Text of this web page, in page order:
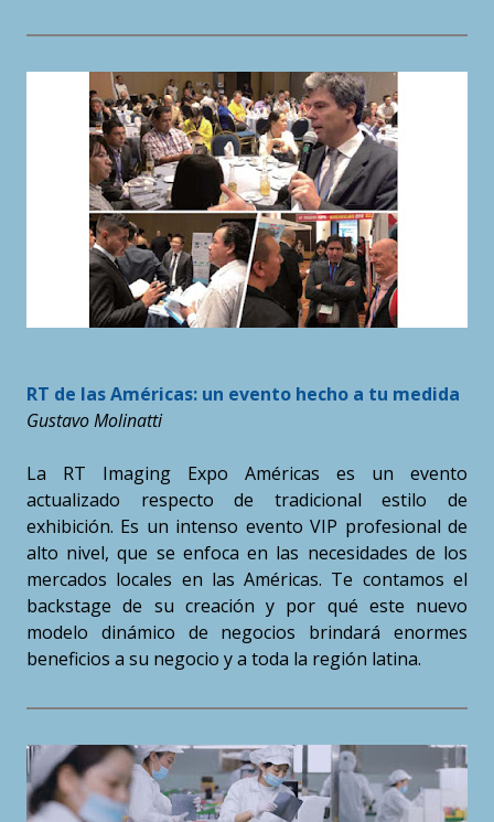
RT de las Américas: un evento hecho a tu medida
Gustavo Molinatti
La RT Imaging Expo Américas es un evento
actualizado respecto de tradicional estilo de
exhibición. Es un intenso evento VIP profesional de
alto nivel, que se enfoca en las necesidades de los
mercados locales en las Américas. Te contamos el
backstage de su creación y por qué este nuevo
modelo dinámico de negocios brindará enormes
beneficios a su negocio y a toda la región latina.